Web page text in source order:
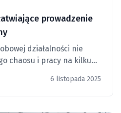
prowadzenie
działalności nie
chaosu i pracy na kilku
6 listopada 2025